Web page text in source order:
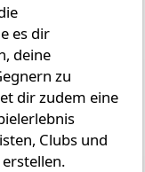
es dir
deine
zu
dir zudem eine
Clubs und